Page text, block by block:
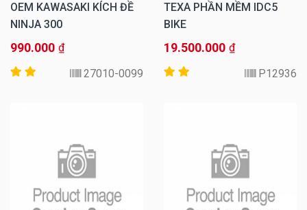
OEM KAWASAKI KÍCH ĐỀ
NINJA 300
990.000 ₫
27010-0099
TEXA PHẦN MỀM IDC5
BIKE
19.500.000 ₫
P12936